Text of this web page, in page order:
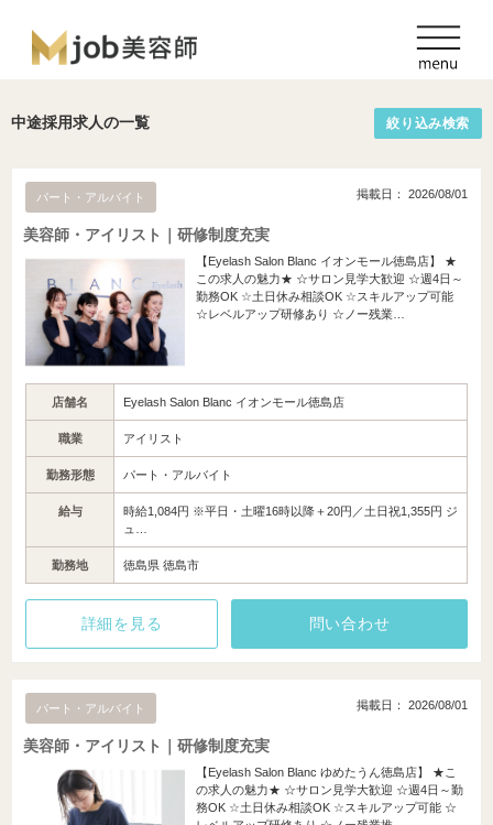
中途採用求人の一覧 絞り込み検索
パート・アルバイト 掲載日： 2026/08/01
美容師・アイリスト｜研修制度充実
【Eyelash Salon Blanc イオンモール徳島店】 ★
この求人の魅力★ ☆サロン見学大歓迎 ☆週4日～
勤務OK ☆土日休み相談OK ☆スキルアップ可能
☆レベルアップ研修あり ☆ノー残業…
店舗名 Eyelash Salon Blanc イオンモール徳島店
職業 アイリスト
勤務形態 パート・アルバイト
給与
時給1,084円 ※平日・土曜16時以降＋20円／土日祝1,355円 ジ
ュ…
勤務地 徳島県 徳島市
詳細を見る 問い合わせ
パート・アルバイト 掲載日： 2026/08/01
美容師・アイリスト｜研修制度充実
【Eyelash Salon Blanc ゆめたうん徳島店】 ★こ
の求人の魅力★ ☆サロン見学大歓迎 ☆週4日～勤
務OK ☆土日休み相談OK ☆スキルアップ可能 ☆